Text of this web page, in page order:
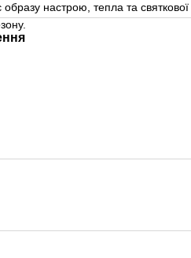
образу настрою, тепла та